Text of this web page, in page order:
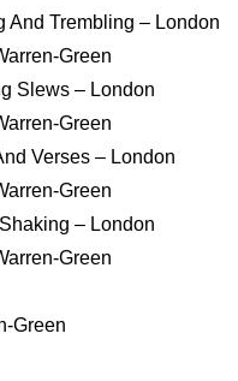
And Trembling – London
Green
Slews – London
Green
Verses – London
Green
– London
Green
Green